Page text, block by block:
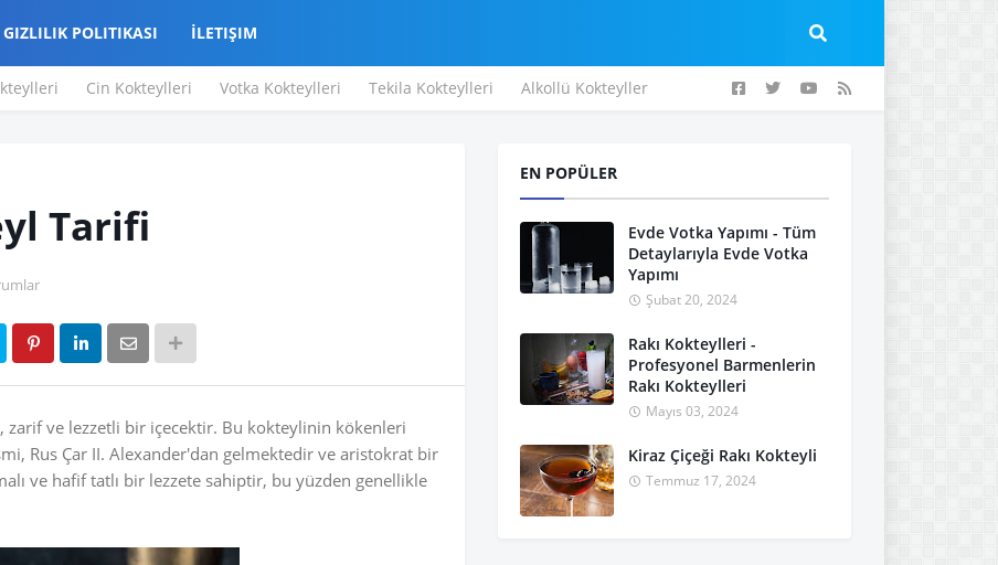
GIZLILIK POLITIKASI İLETIŞIM
Cin Kokteylleri Votka Kokteylleri Tekila Kokteylleri Alkollü Kokteyller
Tarifi
ve lezzetli bir içecektir. Bu kokteylinin kökenleri
Rus Çar II. Alexander'dan gelmektedir ve aristokrat bir
ve hafif tatlı bir lezzete sahiptir, bu yüzden genellikle
EN POPÜLER
Evde Votka Yapımı - Tüm
Detaylarıyla Evde Votka
Yapımı
Şubat 20, 2024
Rakı Kokteylleri -
Profesyonel Barmenlerin
Rakı Kokteylleri
Mayıs 03, 2024
Kiraz Çiçeği Rakı Kokteyli
Temmuz 17, 2024